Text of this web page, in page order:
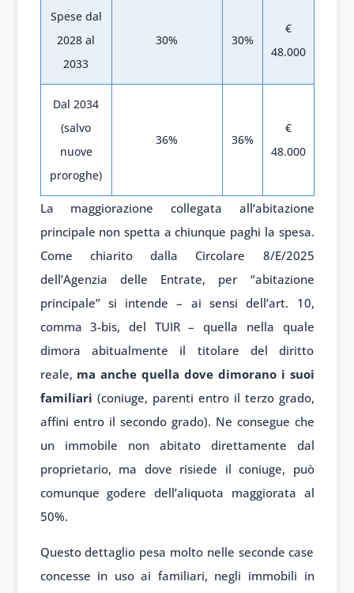
Spese dal
2028 al
2033
30% 30%
€
48.000
Dal 2034
(salvo
nuove
proroghe)
36% 36%
€
48.000
La maggiorazione collegata all’abitazione
principale non spetta a chiunque paghi la spesa.
Come chiarito dalla Circolare 8/E/2025
dell’Agenzia delle Entrate, per “abitazione
principale” si intende – ai sensi dell’art. 10,
comma 3-bis, del TUIR – quella nella quale
dimora abitualmente il titolare del diritto
reale, ma anche quella dove dimorano i suoi
familiari (coniuge, parenti entro il terzo grado,
affini entro il secondo grado). Ne consegue che
un immobile non abitato direttamente dal
proprietario, ma dove risiede il coniuge, può
comunque godere dell’aliquota maggiorata al
50%.
Questo dettaglio pesa molto nelle seconde case
concesse in uso ai familiari, negli immobili in